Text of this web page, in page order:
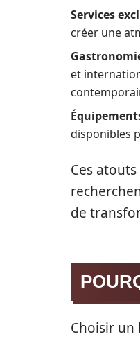
Services
créer une
et
disponibles
Ces
de
Choisir un